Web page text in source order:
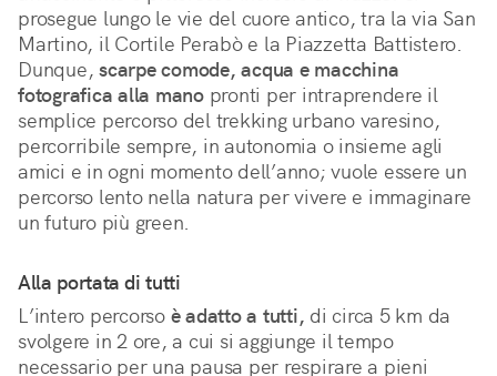
prosegue lungo le vie del cuore antico, tra la via San
Martino, il Cortile Perabò e la Piazzetta Battistero.
Dunque, scarpe comode, acqua e macchina
fotografica alla mano pronti per intraprendere il
semplice percorso del trekking urbano varesino,
percorribile sempre, in autonomia o insieme agli
amici e in ogni momento dell’anno; vuole essere un
percorso lento nella natura per vivere e immaginare
un futuro più green.
Alla portata di tutti
L’intero percorso è adatto a tutti, di circa 5 km da
svolgere in 2 ore, a cui si aggiunge il tempo
necessario per una pausa per respirare a pieni